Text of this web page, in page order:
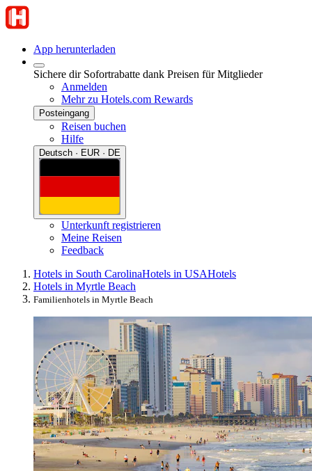
App herunterladen
Sichere dir Sofortrabatte dank Preisen für Mitglieder
Anmelden
Mehr zu Hotels.com Rewards
Posteingang
Reisen buchen
Hilfe
Deutsch · EUR · DE
Unterkunft registrieren
Meine Reisen
Feedback
Hotels in South CarolinaHotels in USAHotels
Hotels in Myrtle Beach
Familienhotels in Myrtle Beach